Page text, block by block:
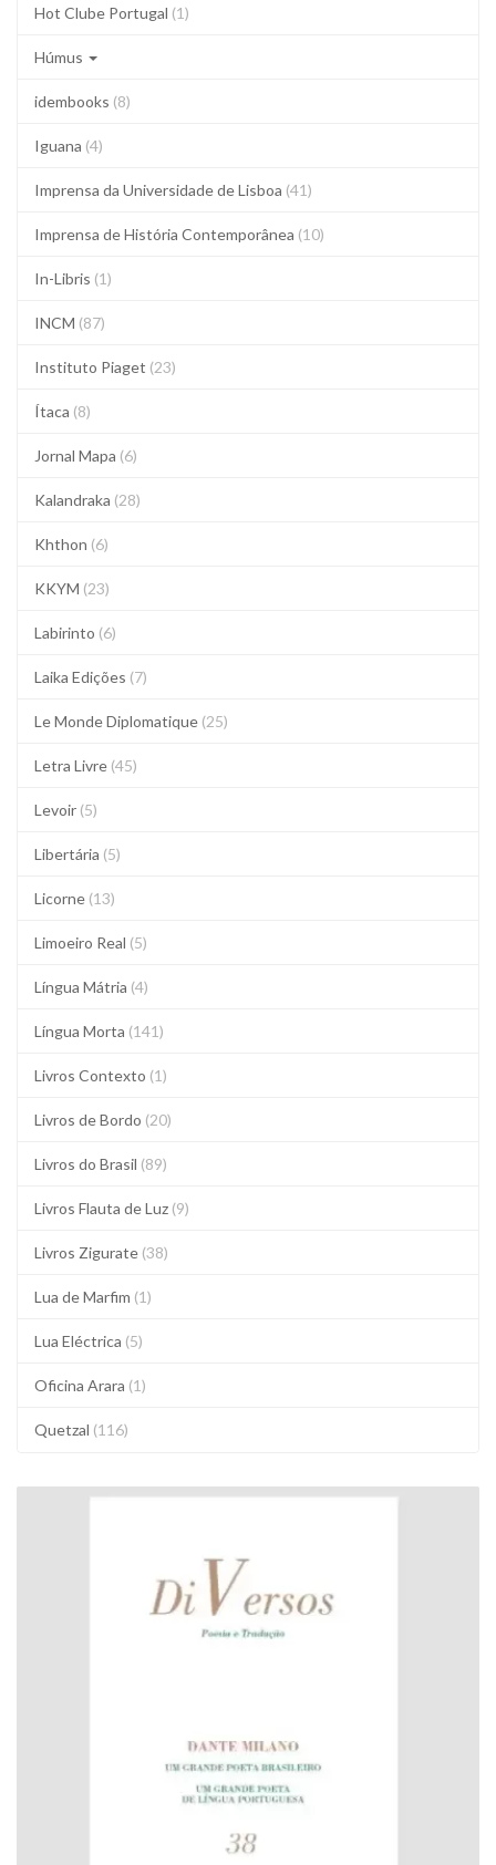
Hot Clube Portugal (1)
Húmus
idembooks (8)
Iguana (4)
Imprensa da Universidade de Lisboa (41)
Imprensa de História Contemporânea (10)
In-Libris (1)
INCM (87)
Instituto Piaget (23)
Ítaca (8)
Jornal Mapa (6)
Kalandraka (28)
Khthon (6)
KKYM (23)
Labirinto (6)
Laika Edições (7)
Le Monde Diplomatique (25)
Letra Livre (45)
Levoir (5)
Libertária (5)
Licorne (13)
Limoeiro Real (5)
Língua Mátria (4)
Língua Morta (141)
Livros Contexto (1)
Livros de Bordo (20)
Livros do Brasil (89)
Livros Flauta de Luz (9)
Livros Zigurate (38)
Lua de Marfim (1)
Lua Eléctrica (5)
Oficina Arara (1)
Quetzal (116)